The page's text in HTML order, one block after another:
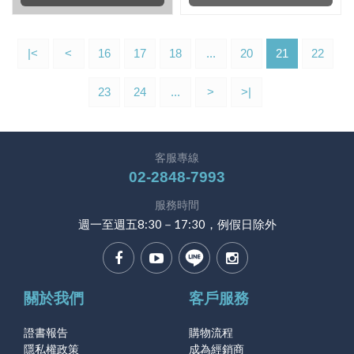
|< < 16 17 18 ... 20 21 22
23 24 ... > >|
客服專線
02-2848-7993
服務時間
週一至週五8:30－17:30，例假日除外
關於我們
證書報告
隱私權政策
客戶服務
購物流程
成為經銷商